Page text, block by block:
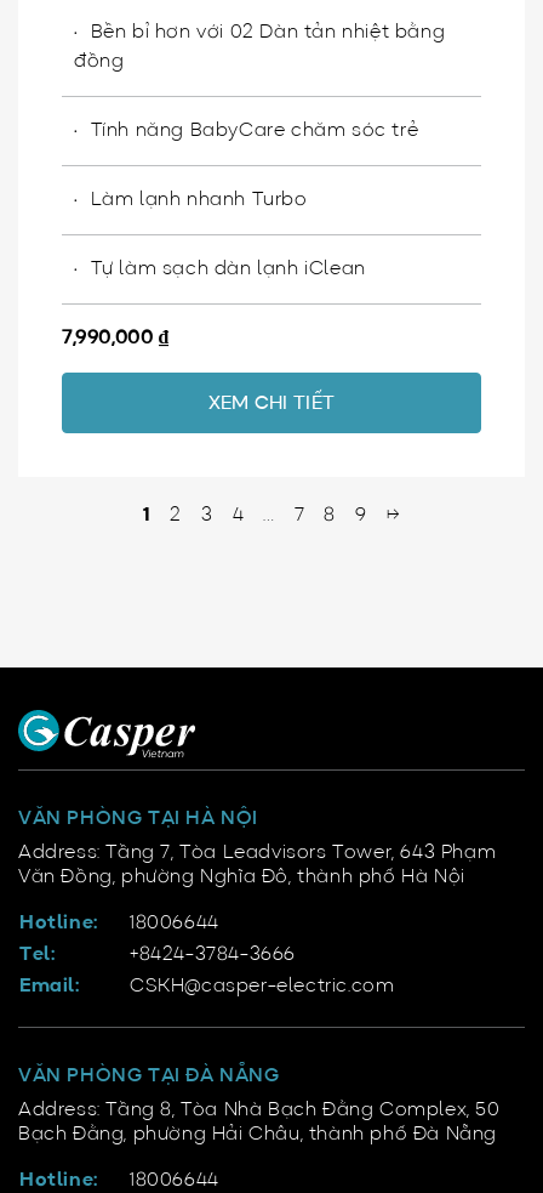
Bền bỉ hơn với 02 Dàn tản nhiệt bằng
đồng
Tính năng BabyCare chăm sóc trẻ
Làm lạnh nhanh Turbo
Tự làm sạch dàn lạnh iClean
7,990,000 ₫
XEM CHI TIẾT
1 2 3 4 … 7 8 9 →
VĂN PHÒNG TẠI HÀ NỘI
Address: Tầng 7, Tòa Leadvisors Tower, 643 Phạm
Văn Đồng, phường Nghĩa Đô, thành phố Hà Nội
Hotline:
18006644
Tel:
+8424-3784-3666
Email:
CSKH@casper-electric.com
VĂN PHÒNG TẠI ĐÀ NẴNG
Address: Tầng 8, Tòa Nhà Bạch Đằng Complex, 50
Bạch Đằng, phường Hải Châu, thành phố Đà Nẵng
Hotline:
18006644